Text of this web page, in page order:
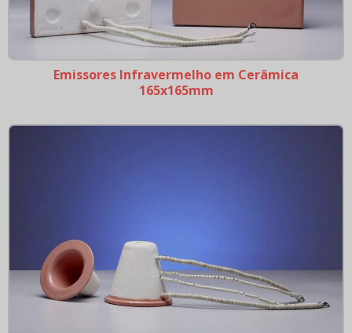
Emissores Infravermelho em Cerâmica
165x165mm